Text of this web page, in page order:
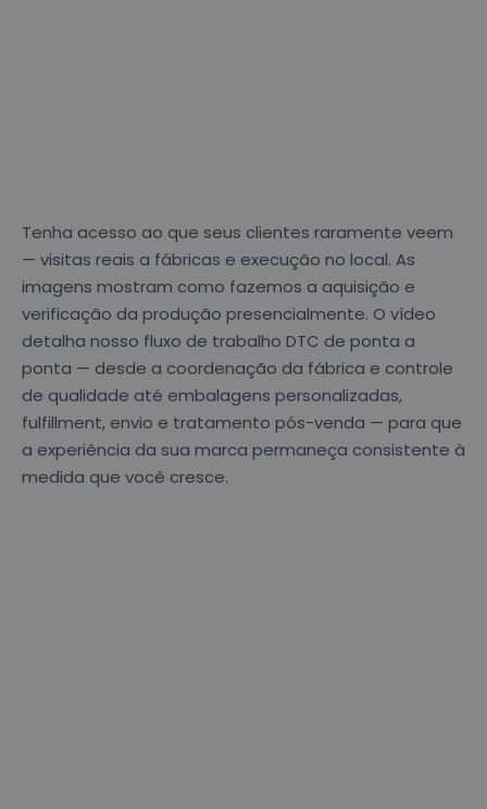
Tenha acesso ao que seus clientes raramente veem
— visitas reais a fábricas e execução no local. As
imagens mostram como fazemos a aquisição e
verificação da produção presencialmente. O vídeo
detalha nosso fluxo de trabalho DTC de ponta a
ponta — desde a coordenação da fábrica e controle
de qualidade até embalagens personalizadas,
fulfillment, envio e tratamento pós-venda — para que
a experiência da sua marca permaneça consistente à
medida que você cresce.